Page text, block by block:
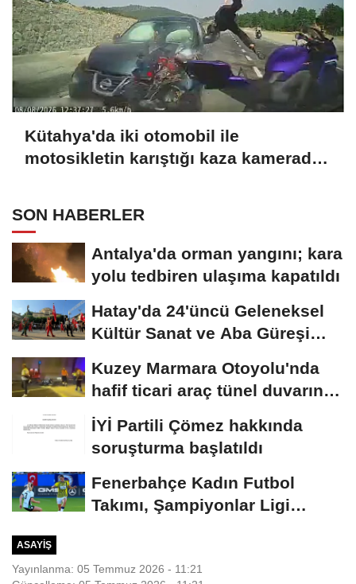
Kütahya'da iki otomobil ile
motosikletin karıştığı kaza kamerada:
SON HABERLER
Antalya'da orman yangını; kara
yolu tedbiren ulaşıma kapatıldı
Hatay'da 24'üncü Geleneksel
Kültür Sanat ve Aba Güreşi
Kuzey Marmara Otoyolu'nda
hafif ticari araç tünel duvarına
çarptı:...
İYİ Partili Çömez hakkında
soruşturma başlatıldı
Fenerbahçe Kadın Futbol
Takımı, Şampiyonlar Ligi
ASAYIŞ
Yayınlanma: 05 Temmuz 2026 - 11:21